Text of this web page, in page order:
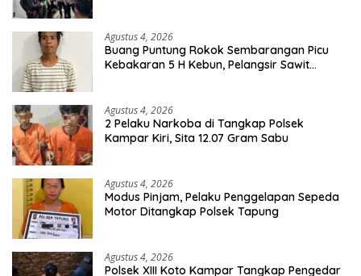
Agustus 4, 2026
Buang Puntung Rokok Sembarangan Picu
Kebakaran 5 H Kebun, Pelangsir Sawit
Agustus 4, 2026
2 Pelaku Narkoba di Tangkap Polsek
Kampar Kiri, Sita 12.07 Gram Sabu
Agustus 4, 2026
Modus Pinjam, Pelaku Penggelapan Sepeda
Motor Ditangkap Polsek Tapung
Agustus 4, 2026
Polsek XIII Koto Kampar Tangkap Pengedar